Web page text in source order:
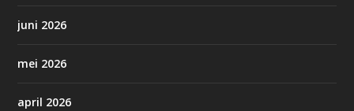
juni 2026
mei 2026
april 2026